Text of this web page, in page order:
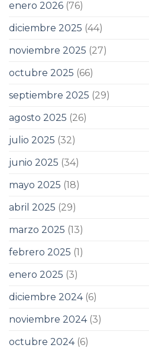
enero 2026 (76)
diciembre 2025 (44)
noviembre 2025 (27)
octubre 2025 (66)
septiembre 2025 (29)
agosto 2025 (26)
julio 2025 (32)
junio 2025 (34)
mayo 2025 (18)
abril 2025 (29)
marzo 2025 (13)
febrero 2025 (1)
enero 2025 (3)
diciembre 2024(6)
noviembre 2024(3)
octubre 2024(6)